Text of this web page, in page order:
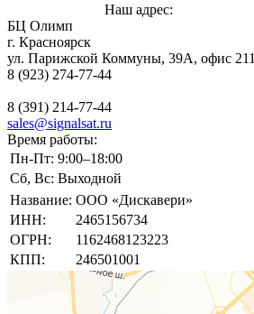
Наш адрес:
БЦ Олимп
г. Красноярск
ул. Парижской Коммуны, 39А, офис 211
8 (923) 274-77-44
8 (391) 214-77-44
sales@signalsat.ru
Время работы:
Пн-Пт: 9:00–18:00
Сб, Вс: Выходной
Название: ООО «Дискавери»
ИНН:
2465156734
ОГРН:
1162468123223
КПП:
246501001